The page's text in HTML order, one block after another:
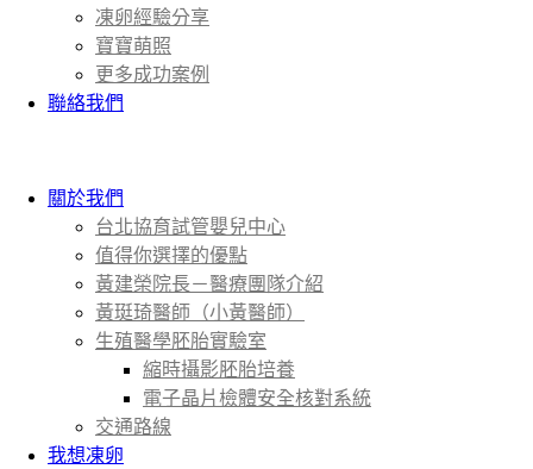
凍卵經驗分享
寶寶萌照
更多成功案例
聯絡我們
關於我們
台北協育試管嬰兒中心
值得你選擇的優點
黃建榮院長－醫療團隊介紹
黃珽琦醫師（小黃醫師）
生殖醫學胚胎實驗室
縮時攝影胚胎培養
電子晶片檢體安全核對系統
交通路線
我想凍卵